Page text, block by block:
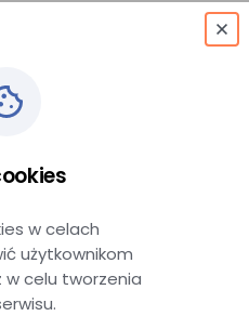
w celach
użytkownikom
w celu tworzenia